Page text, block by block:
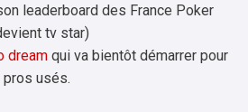
leaderboard des France Poker
tv star)
dream qui va bientôt démarrer pour
usés.